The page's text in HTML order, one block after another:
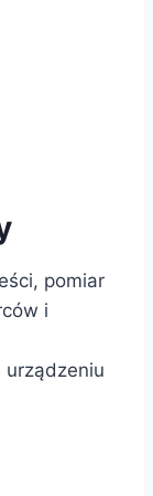
pomiar
i
urządzeniu